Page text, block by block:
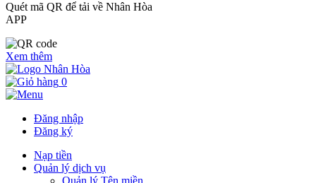
Quét mã QR để tải về Nhân Hòa
APP
Xem thêm
0
Đăng nhập
Đăng ký
Nạp tiền
Quản lý dịch vụ
Quản lý Tên miền